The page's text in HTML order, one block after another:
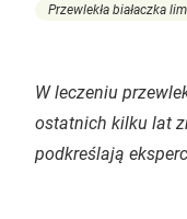
Przewlekła białaczka
W leczeniu
ostatnich kilku lat
podkreślają